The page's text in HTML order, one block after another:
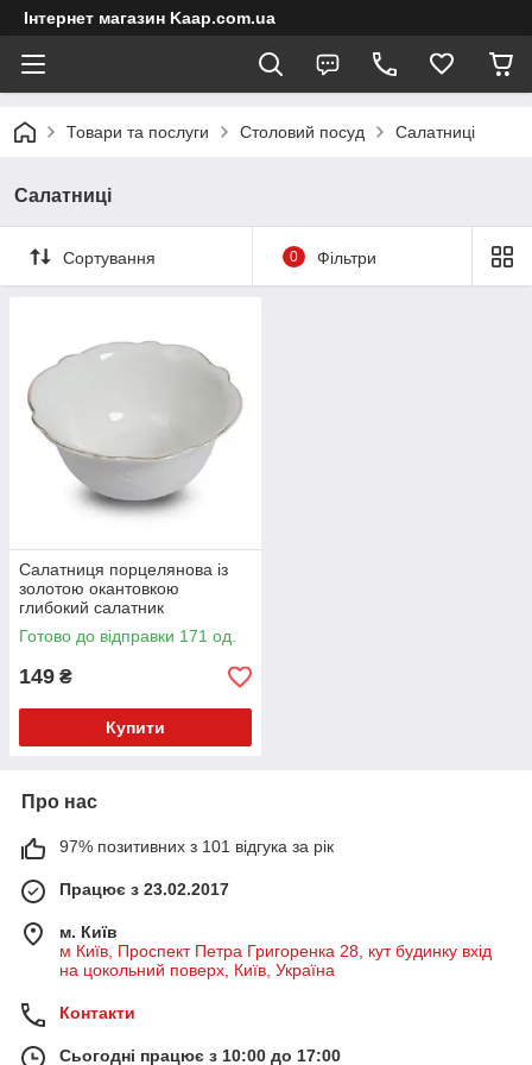
Інтернет магазин Kaap.com.ua
Товари та послуги Столовий посуд Салатниці
Салатниці
Сортування 0 Фільтри
Салатниця порцелянова із
золотою окантовкою
глибокий салатник
сервірувальна тарілка для
подачі салатів HP-HK-C26
Готово до відправки 171 од.
149 ₴
Купити
Про нас
97% позитивних з 101 відгука за рік
Працює з 23.02.2017
м. Київ
м Київ, Проспект Петра Григоренка 28, кут будинку вхід
на цокольний поверх, Київ, Україна
Контакти
Сьогодні працює з 10:00 до 17:00